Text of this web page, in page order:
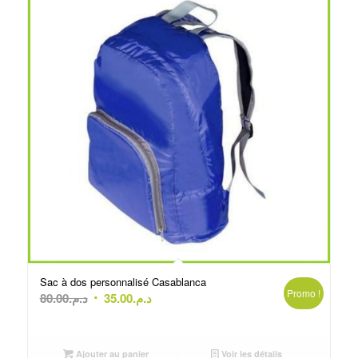
Sac à dos personnalisé Casablanca
د.م.80.00
Le
د.م.35.00
Le
Promo !
Ajouter au panier Voir les détails